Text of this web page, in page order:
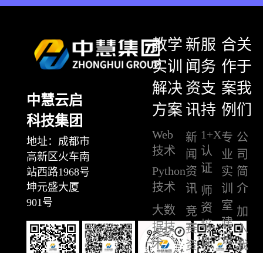
中慧云启
科技集团
地址：成都市
高新区火车南
站西路1968号
坤元盛大厦
901号
教学
实训
解决
方案
Web
技术
Python
技术
大数
据技
术
新
闻
资
讯
新
闻
资
讯
竞
赛
资
服
务
支
持
1+X
认
证
师
资
培
训
合
作
案
例
专
业
实
训
室
建
设
关
于
我
们
公
司
简
介
加
入
我